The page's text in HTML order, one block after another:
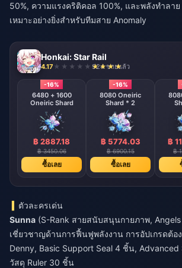
50%, ความแรงคริติคอล 100%, และพลังทำลา
เหมาะอย่างยิ่งสำหรับทีมสาย Anomaly
Honkai: Star Rail
4.17 924 ขายแล้ว
-16%
6480 + 1600
Oneiric Shard
฿ 2887.18
฿ 3450.06
ซื้อเลย
-16%
8080 Oneiric
Shard * 2
฿ 5774.03
฿ 6900.15
ซื้อเลย
฿
฿
ตัวละครเด่น
Sunna (S-Rank สายสนับสนุนกายภาพ, Angels
เชี่ยวชาญด้านการฟื้นฟูพลังงาน การอัปเกรดต้อ
Denny, Basic Support Seal 4 ชิ้น,
วัสดุ Ruler 30 ชิ้น